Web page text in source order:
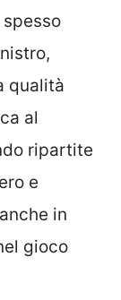
qualità
al
ripartite
e
in
gioco